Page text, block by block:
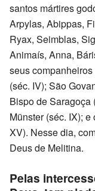
santos mártires
Arpylas, Abippas,
Ryax, Seimblas,
Animaís, Anna,
seus
(séc. IV); São
Bispo de Saragoça
Münster (séc. IX);
XV). Nesse dia,
Deus de Melitina.
Pelas